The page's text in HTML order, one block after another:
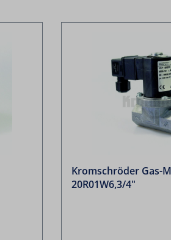
Kromschröder Gas-
20R01W6,3/4"